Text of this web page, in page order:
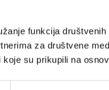
funkcija
za društvene
su prikupili na